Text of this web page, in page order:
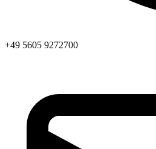
+49 5605 9272700